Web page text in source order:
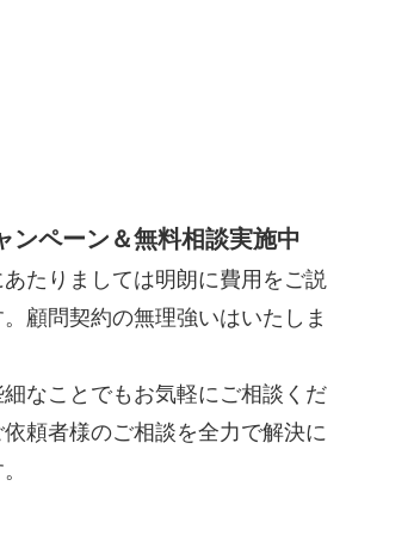
ンペーン＆無料相談実施中
あたりましては明朗に費用をご説
顧問契約の無理強いはいたしま
細なことでもお気軽にご相談くだ
依頼者様のご相談を全力で解決に